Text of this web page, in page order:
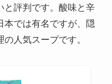
と評判です。酸味と辛
本では有名ですが、隠
人気スープです。